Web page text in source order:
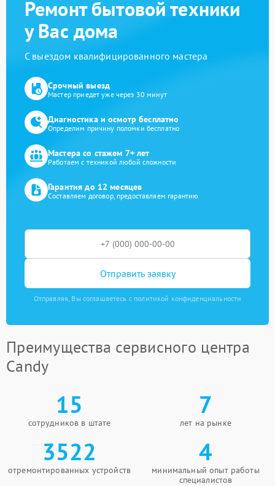
Ремонт бытовой техники
у Вас дома
С выездом квалифицированного мастера
Срочный выезд
Мастер приедет уже через 30 минут
Диагностика и осмотр бесплатно
Определим причину поломки бесплатно
Мастера со стажем 7+ лет
Работаем с техникой любой сложности
Гарантия до 12 месяцев
Составляем договор, предоставляем гарантию
Отправить заявку
Отправляя, Вы соглашаетесь с политикой конфиденциальности
Преимущества сервисного центра
Candy
15
сотрудников в штате
7
лет на рынке
3522
отремонтированных устройств
4
минимальный опыт работы
специалистов